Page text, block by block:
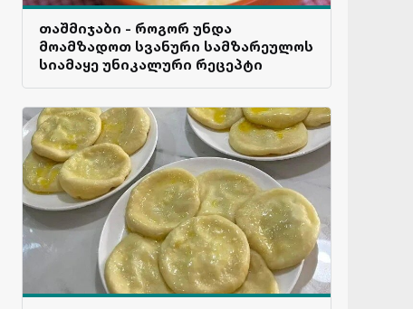
თაშმიჯაბი - როგორ უნდა
მოამზადოთ სვანური სამზარეულოს
სიამაყე უნიკალური რეცეპტი